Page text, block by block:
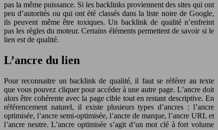
pas la même puissance. Si les backlinks proviennent des sites qui ont
peu d’autorités ou qui ont été classés dans la liste noire de Google,
ils peuvent même être toxiques. Un backlink de qualité n’enfreint
pas les règles du moteur. Certains éléments permettent de savoir si le
lien est de qualité.
L’ancre du lien
Pour reconnaitre un backlink de qualité, il faut se référer au texte
que vous pouvez cliquer pour accéder à une autre page. L’ancre doit
alors être cohérente avec la page cible tout en restant descriptive. En
référencement naturel, il existe plusieurs types d’ancres : l’ancre
optimisée, l’ancre semi-optimisée, l’ancre de marque, l’ancre URL et
l’ancre neutre. L’ancre optimisée s’agit d’un mot clé à fort volume